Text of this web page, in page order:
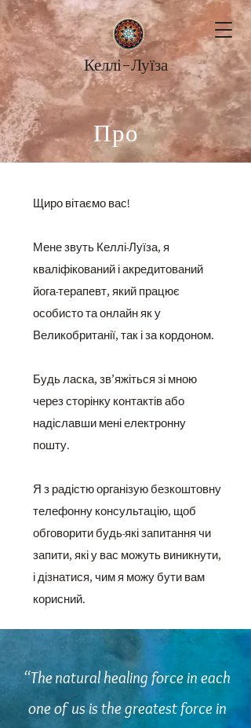
Келлі-Луїза
Про
Щиро вітаємо вас!
Мене звуть Келлі-Луїза, я
кваліфікований і акредитований
йога-терапевт, який працює
особисто та онлайн як у
Великобританії, так і за кордоном.
Будь ласка, зв’яжіться зі мною
через сторінку контактів або
надіславши мені електронну
пошту.
Я з радістю організую безкоштовну
телефонну консультацію, щоб
обговорити будь-які запитання чи
запити, які у вас можуть виникнути,
і дізнатися, чим я можу бути вам
корисний.
“The natural healing force in each
one of us is the greatest force in